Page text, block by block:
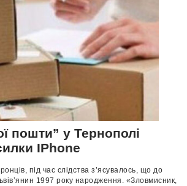
пошти” у Тернополі
IPhone
під час слідства з’ясувалось, що до
1997 року народження. «Зловмисник,